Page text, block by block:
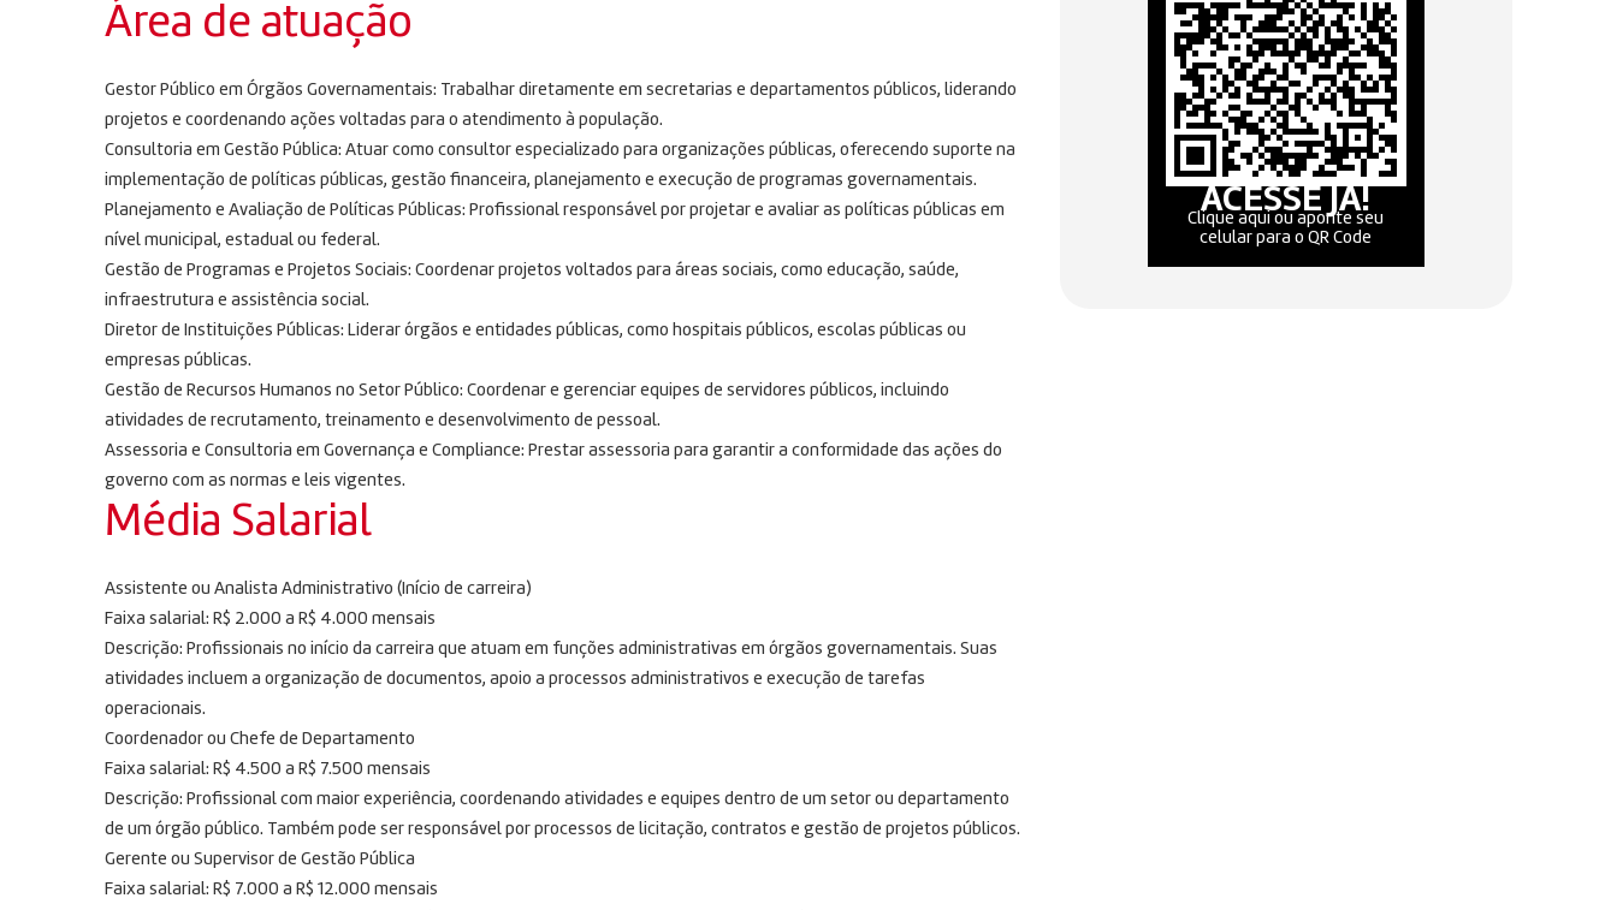
Área de atuação
Gestor Público em Órgãos Governamentais: Trabalhar diretamente em secretarias e departamentos públicos, liderando
projetos e coordenando ações voltadas para o atendimento à população.
Consultoria em Gestão Pública: Atuar como consultor especializado para organizações públicas, oferecendo suporte na
implementação de políticas públicas, gestão financeira, planejamento e execução de programas governamentais.
Planejamento e Avaliação de Políticas Públicas: Profissional responsável por projetar e avaliar as políticas públicas em
nível municipal, estadual ou federal.
Gestão de Programas e Projetos Sociais: Coordenar projetos voltados para áreas sociais, como educação, saúde,
infraestrutura e assistência social.
Diretor de Instituições Públicas: Liderar órgãos e entidades públicas, como hospitais públicos, escolas públicas ou
empresas públicas.
Gestão de Recursos Humanos no Setor Público: Coordenar e gerenciar equipes de servidores públicos, incluindo
atividades de recrutamento, treinamento e desenvolvimento de pessoal.
Assessoria e Consultoria em Governança e Compliance: Prestar assessoria para garantir a conformidade das ações do
governo com as normas e leis vigentes.
Média Salarial
Assistente ou Analista Administrativo (Início de carreira)
Faixa salarial: R$ 2.000 a R$ 4.000 mensais
Descrição: Profissionais no início da carreira que atuam em funções administrativas em órgãos governamentais. Suas
atividades incluem a organização de documentos, apoio a processos administrativos e execução de tarefas
operacionais.
Coordenador ou Chefe de Departamento
Faixa salarial: R$ 4.500 a R$ 7.500 mensais
Descrição: Profissional com maior experiência, coordenando atividades e equipes dentro de um setor ou departamento
de um órgão público. Também pode ser responsável por processos de licitação, contratos e gestão de projetos públicos.
Gerente ou Supervisor de Gestão Pública
Faixa salarial: R$ 7.000 a R$ 12.000 mensais
ACESSE JÁ!
Clique aqui ou aponte seu
celular para o QR Code